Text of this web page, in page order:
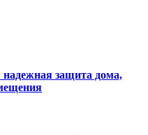
защита дома,